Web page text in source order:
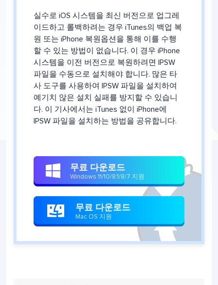
실수로 iOS 시스템을 최신 버전으로 업그레
이드하고 롤백하려는 경우 iTunes의 백업 복
원 또는 iPhone 복원옵션을 통해 이를 수행
할 수 있는 방법이 없습니다. 이 경우 iPhone
시스템을 이전 버전으로 복원하려면 IPSW
파일을 수동으로 설치해야 합니다. 많은 타
사 도구를 사용하여 IPSW 파일을 설치하여
예기치 않은 설치 실패를 방지할 수 있습니
다. 이 기사에서는 iTunes 없이 iPhone에
IPSW 파일을 설치하는 방법을 공유합니다.
 무료 다운로드
Windows 11/10/8.1/8/7 지원
 무료 다운로드
Mac OS 지원